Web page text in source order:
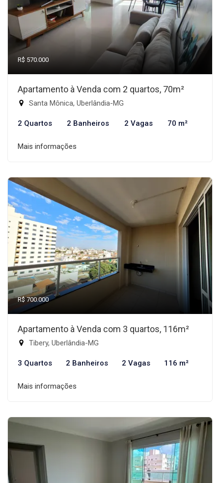
R$ 570.000
Apartamento à Venda com 2 quartos, 70m²
Santa Mônica, Uberlândia-MG
2 Quartos 2 Banheiros 2 Vagas 70 m²
Mais informações
R$ 700.000
Apartamento à Venda com 3 quartos, 116m²
Tibery, Uberlândia-MG
3 Quartos 2 Banheiros 2 Vagas 116 m²
Mais informações